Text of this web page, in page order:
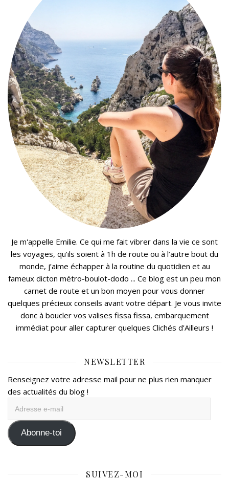
Je m'appelle Emilie. Ce qui me fait vibrer dans la vie ce sont
les voyages, qu’ils soient à 1h de route ou à l’autre bout du
monde, j’aime échapper à la routine du quotidien et au
fameux dicton métro-boulot-dodo ... Ce blog est un peu mon
carnet de route et un bon moyen pour vous donner
quelques précieux conseils avant votre départ. Je vous invite
donc à boucler vos valises fissa fissa, embarquement
immédiat pour aller capturer quelques Clichés d’Ailleurs !
NEWSLETTER
Renseignez votre adresse mail pour ne plus rien manquer
des actualités du blog !
mail Abonne-toi
SUIVEZ-MOI